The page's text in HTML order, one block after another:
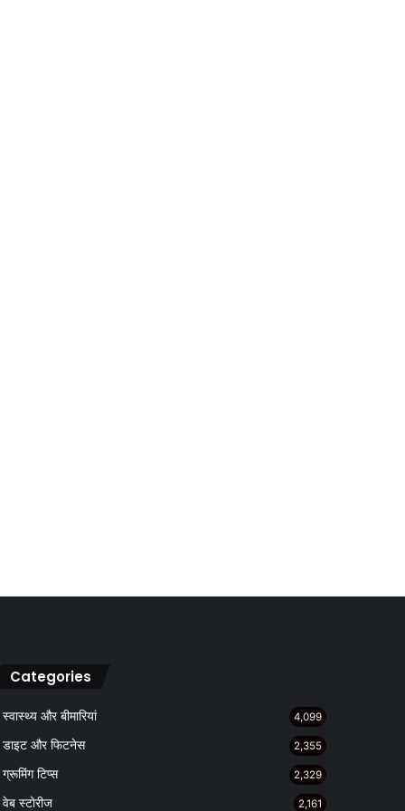
Categories
स्वास्थ्य और बीमारियां 4,099
डाइट और फिटनेस 2,355
ग्रूमिंग टिप्स 2,329
वेब स्टोरीज 2,161